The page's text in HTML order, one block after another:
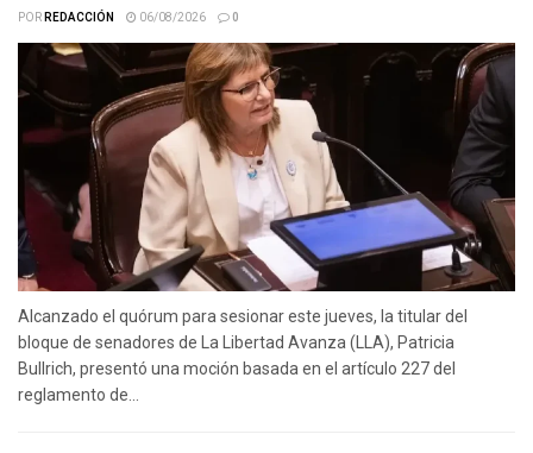
PORREDACCIÓN 06/08/2026 0
Alcanzado el quórum para sesionar este jueves, la titular del
bloque de senadores de La Libertad Avanza (LLA), Patricia
Bullrich, presentó una moción basada en el artículo 227 del
reglamento de...